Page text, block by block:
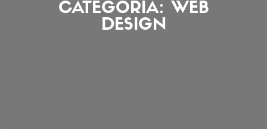
CATEGORÍA: WEB
DESIGN